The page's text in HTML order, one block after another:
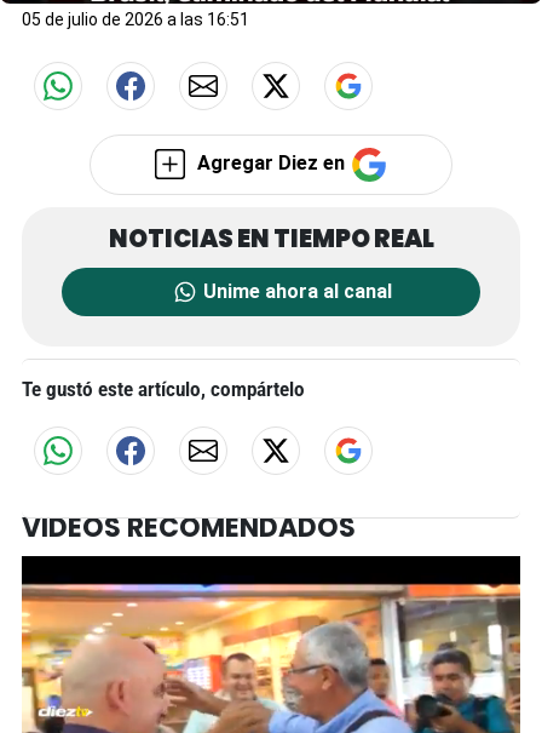
05 de julio de 2026 a las 16:51
Agregar Diez en
Unime ahora al canal
Te gustó este artículo, compártelo
VIDEOS RECOMENDADOS